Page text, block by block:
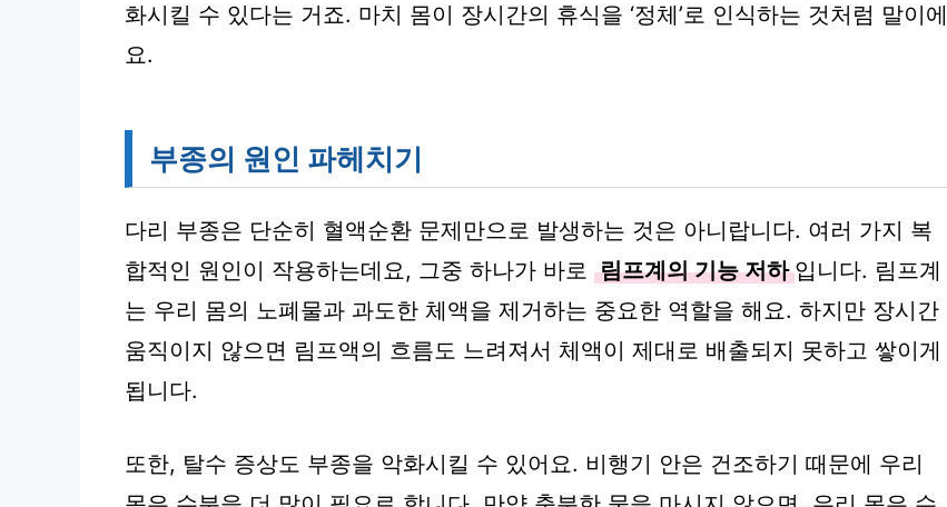
화시킬 수 있다는 거죠. 마치 몸이 장시간의 휴식을 ‘정체’로 인식하는 것처럼 말이에
요.
부종의 원인 파헤치기
다리 부종은 단순히 혈액순환 문제만으로 발생하는 것은 아니랍니다. 여러 가지 복
합적인 원인이 작용하는데요, 그중 하나가 바로 림프계의 기능 저하 입니다. 림프계
는 우리 몸의 노폐물과 과도한 체액을 제거하는 중요한 역할을 해요. 하지만 장시간
움직이지 않으면 림프액의 흐름도 느려져서 체액이 제대로 배출되지 못하고 쌓이게
됩니다.
또한, 탈수 증상도 부종을 악화시킬 수 있어요. 비행기 안은 건조하기 때문에 우리